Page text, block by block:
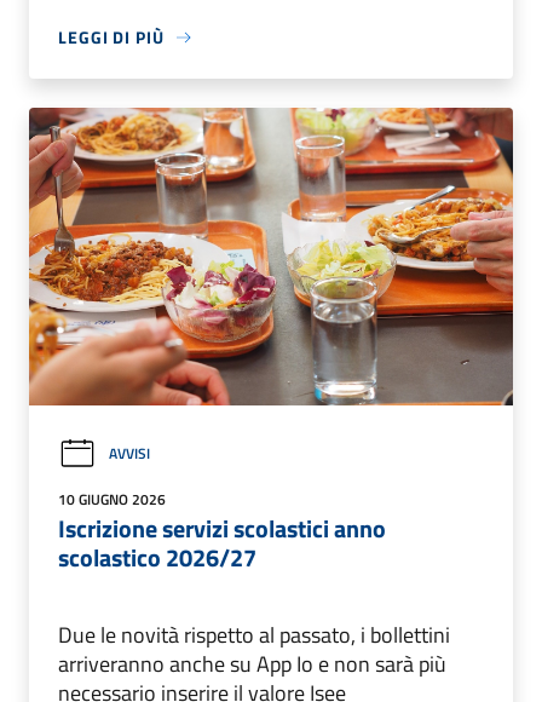
LEGGI DI PIÙ
AVVISI
10 GIUGNO 2026
Iscrizione servizi scolastici anno
scolastico 2026/27
Due le novità rispetto al passato, i bollettini
arriveranno anche su App Io e non sarà più
necessario inserire il valore Isee